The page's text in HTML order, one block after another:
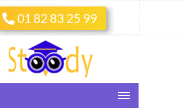
01 82 83 25 99